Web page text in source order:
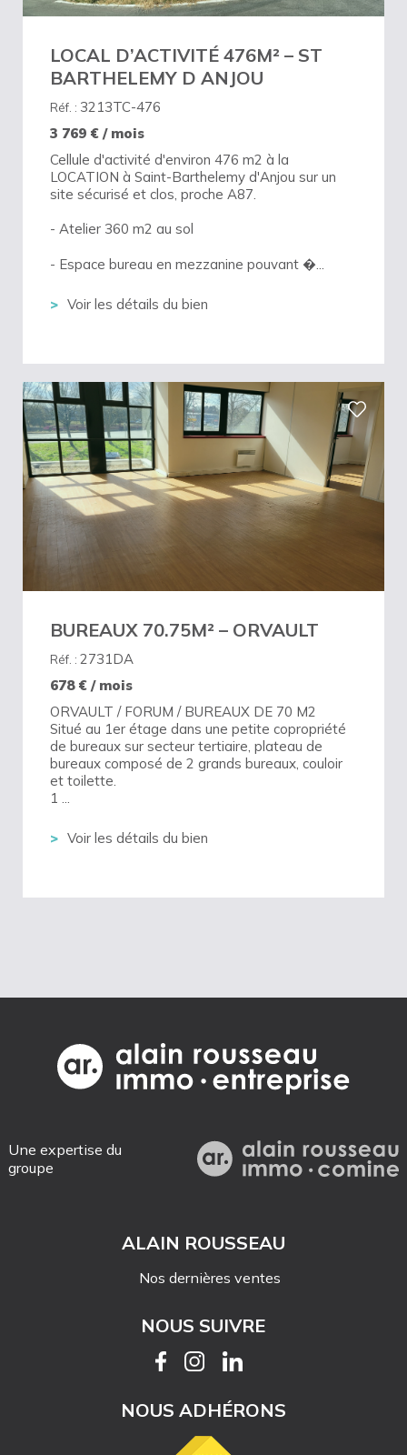
LOCAL D’ACTIVITÉ 476M² – ST
BARTHELEMY D ANJOU
Réf. : 3213TC-476
3 769 € / mois
Cellule d'activité d'environ 476 m2 à la
LOCATION à Saint-Barthelemy d'Anjou sur un
site sécurisé et clos, proche A87.
- Atelier 360 m2 au sol
- Espace bureau en mezzanine pouvant �...
Voir les détails du bien
BUREAUX 70.75M² – ORVAULT
Réf. : 2731DA
678€ / mois
ORVAULT / FORUM / BUREAUX DE 70 M2
Situé au 1er étage dans une petite copropriété
de bureaux sur secteur tertiaire, plateau de
bureaux composé de 2 grands bureaux, couloir
et toilette.
1 ...
Voir les détails du bien
Une expertise du
groupe
ALAIN ROUSSEAU
Nos dernières ventes
NOUS SUIVRE
NOUS ADHÉRONS